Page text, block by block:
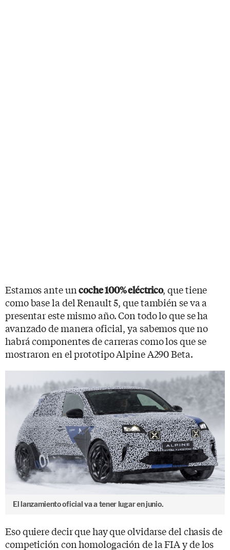
Estamos ante uncoche 100% eléctrico, que tiene
como base la del Renault 5, que también se va a
presentar este mismo año. Con todo lo que se ha
avanzado de manera oficial, ya sabemos que no
habrá componentes de carreras como los que se
mostraron en el prototipo Alpine A290 Beta.
El lanzamiento oficial va a tener lugar en junio.
Eso quiere decir que hay que olvidarse del chasis de
competición con homologación de la FIA y de los